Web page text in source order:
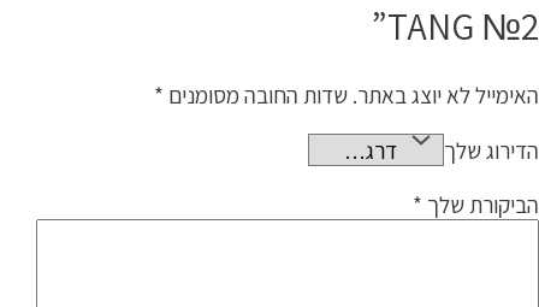
TANG №2”
האימייל לא יוצג באתר. שדות החובה מסומנים *
הדירוג שלך
הביקורת שלך *